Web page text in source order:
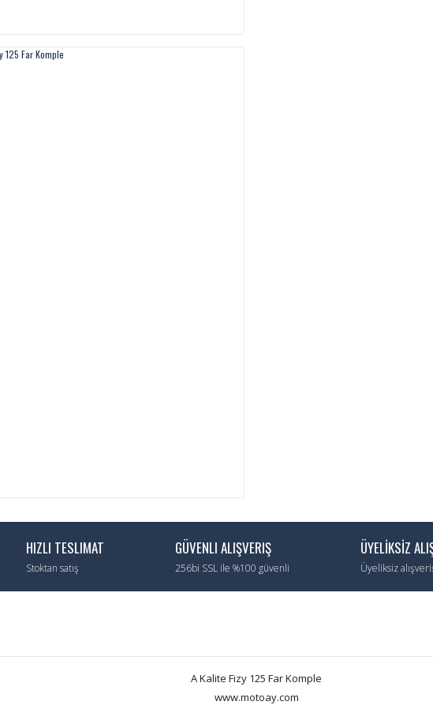
HIZLI TESLIMAT
Stoktan satış
GÜVENLI ALIŞVERIŞ
256bi SSL ile %100 güvenli
ÜYELİKSİZ
Üyeliksiz
A Kalite Fizy 125 Far Komple
www.motoay.com